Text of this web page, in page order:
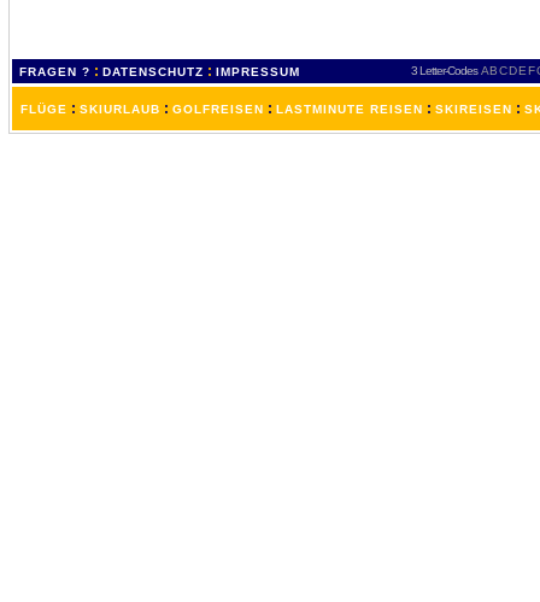
FRAGEN ? : DATENSCHUTZ : IMPRESSUM 3 Letter-Codes ABCDEF
FLÜGE : SKIURLAUB : GOLFREISEN : LASTMINUTE REISEN : SKIREISEN :